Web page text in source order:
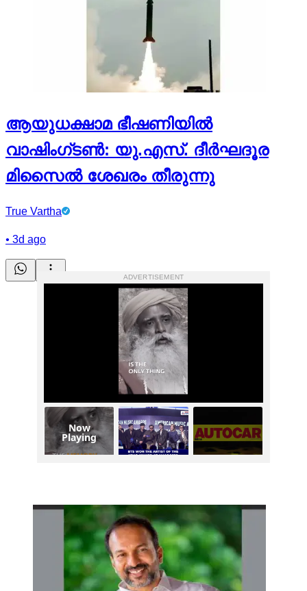
ആയുധക്ഷാമ ഭീഷണിയില്‍
വാഷിംഗ്ടണ്‍: യു.എസ്. ദീര്‍ഘദൂര
മിസൈല്‍ ശേഖരം തീരുന്നു
True Vartha
• 3d ago
ADVERTISEMENT
Now
Playing